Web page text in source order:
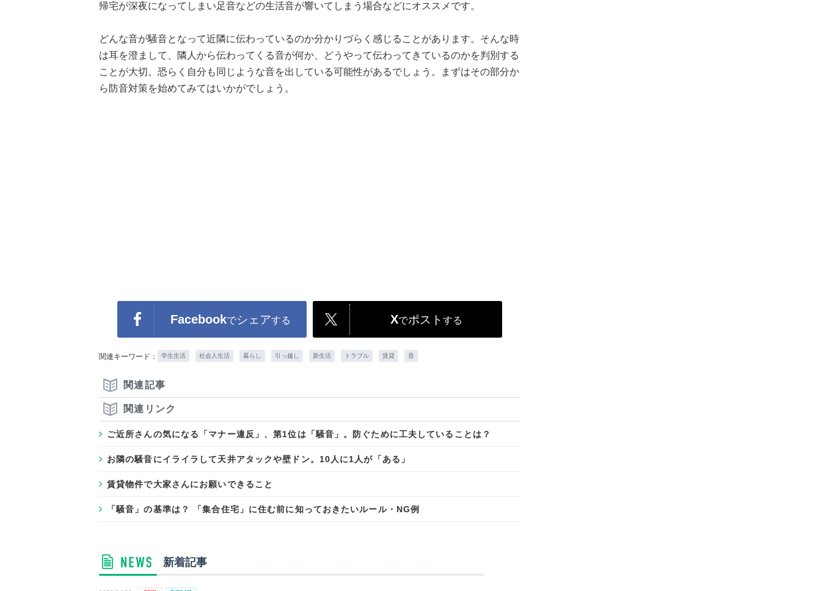
帰宅が深夜になってしまい足音などの生活音が響いてしまう場合などにオススメです。
どんな音が騒音となって近隣に伝わっているのか分かりづらく感じることがあります。そんな時
は耳を澄まして、隣人から伝わってくる音が何か、どうやって伝わってきているのかを判別する
ことが大切。恐らく自分も同じような音を出している可能性があるでしょう。まずはその部分か
ら防音対策を始めてみてはいかがでしょう。
Facebookでシェアする Xでポスト する
関連キーワード： 学生生活 社会人生活 暮らし 引っ越し 新生活 トラブル 賃貸 音
関連記事
関連リンク
ご近所さんの気になる「マナー違反」、第1位は「騒音」。防ぐために工夫していることは？
お隣の騒音にイライラして天井アタックや壁ドン。10人に1人が「ある」
賃貸物件で大家さんにお願いできること
「騒音」の基準は？ 「集合住宅」に住む前に知っておきたいルール・NG例
新着記事